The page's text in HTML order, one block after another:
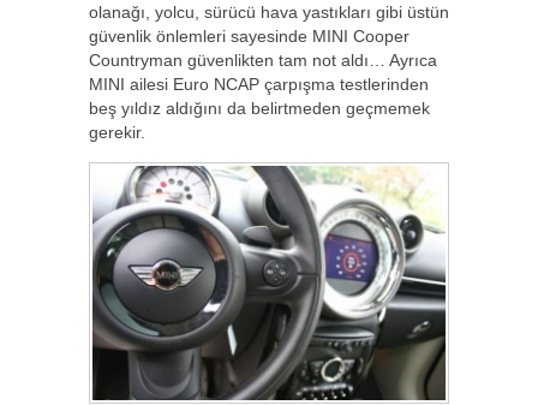
olanağı, yolcu, sürücü hava yastıkları gibi üstün
güvenlik önlemleri sayesinde MINI Cooper
Countryman güvenlikten tam not aldı… Ayrıca
MINI ailesi Euro NCAP çarpışma testlerinden
beş yıldız aldığını da belirtmeden geçmemek
gerekir.